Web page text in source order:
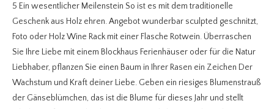
5 Ein wesentlicher Meilenstein So ist es mit dem traditionelle
Geschenk aus Holz ehren. Angebot wunderbar sculpted geschnitzt,
Foto oder Holz Wine Rack mit einer Flasche Rotwein. Überraschen
Sie Ihre Liebe mit einem Blockhaus Ferienhäuser oder für die Natur
Liebhaber, pflanzen Sie einen Baum in Ihrer Rasen ein Zeichen Der
Wachstum und Kraft deiner Liebe. Geben ein riesiges Blumenstrauß
der Gänseblümchen, das ist die Blume für dieses Jahr und stellt